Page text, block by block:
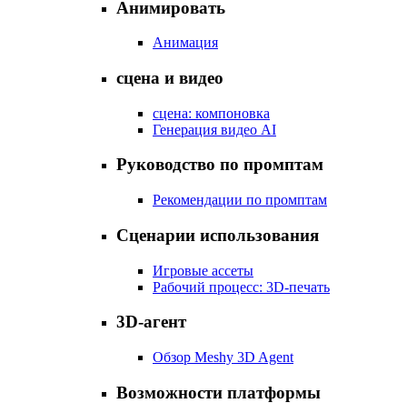
Анимировать
Анимация
сцена и видео
сцена: компоновка
Генерация видео AI
Руководство по промптам
Рекомендации по промптам
Сценарии использования
Игровые ассеты
Рабочий процесс: 3D-печать
3D-агент
Обзор Meshy 3D Agent
Возможности платформы